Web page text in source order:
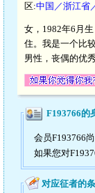
区:中国／浙江省
女，1982年6月
住。我是一个比
男性，丧偶的优
F193766的
会员F193766
如果您对
对应征者的